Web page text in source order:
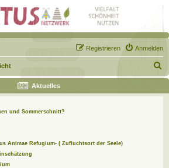
Anmelden
Registrieren
u
c
Aktuelles
und Sommerschnitt?
Animae Refugium- ( Zufluchtsort der Seele)